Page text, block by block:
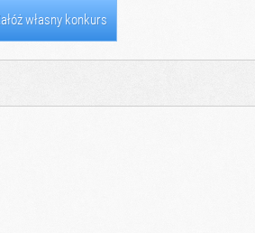
własny konkurs